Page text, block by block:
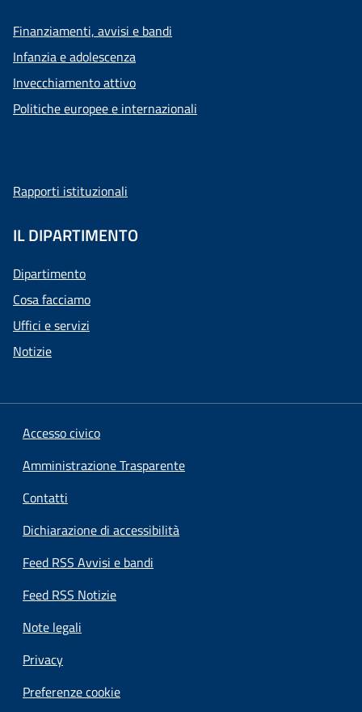
Finanziamenti, avvisi e bandi
Infanzia e adolescenza
Invecchiamento attivo
Politiche europee e internazionali
Rapporti istituzionali
IL DIPARTIMENTO
Dipartimento
Cosa facciamo
Uffici e servizi
Notizie
Accesso civico
Amministrazione Trasparente
Contatti
Dichiarazione di accessibilità
Feed RSS Avvisi e bandi
Feed RSS Notizie
Note legali
Privacy
Preferenze cookie